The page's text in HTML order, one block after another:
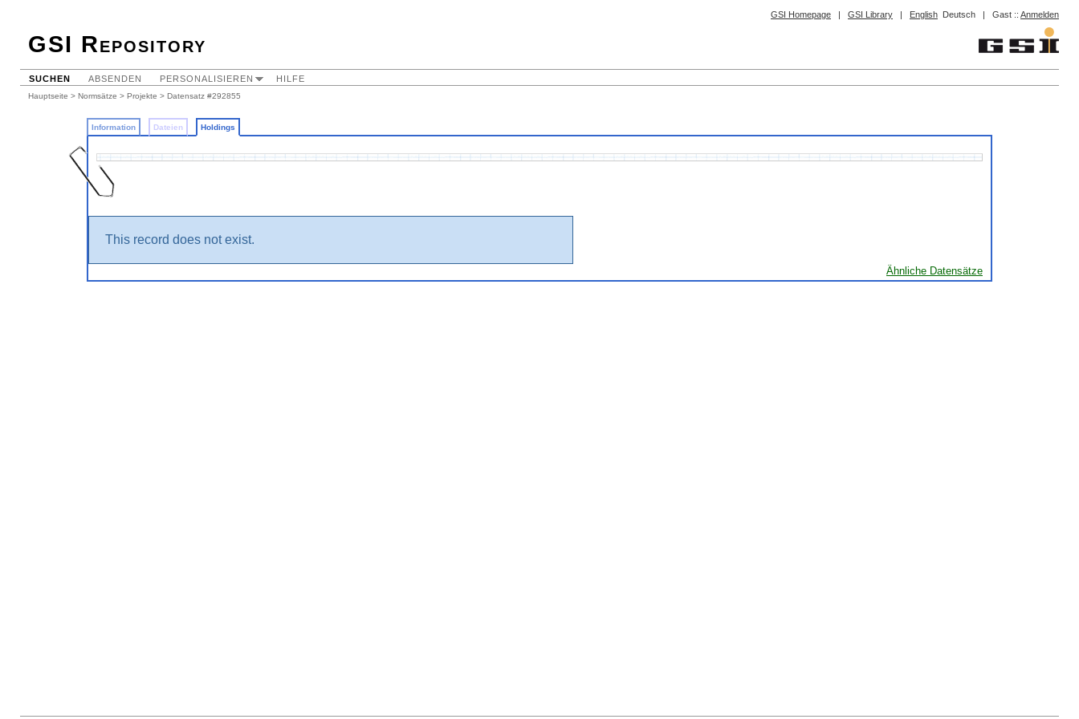
GSI Homepage | GSI Library | English Deutsch | Gast :: Anmelden
GSI Repository
SUCHEN ABSENDEN PERSONALISIEREN HILFE
Hauptseite > Normsätze > Projekte > Datensatz #292855
Information Dateien Holdings
This record does not exist.
Ähnliche Datensätze